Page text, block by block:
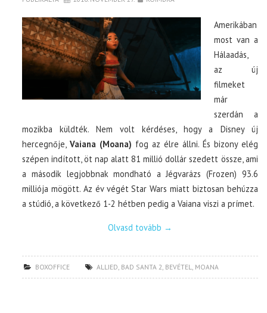
Amerikában
most van a
Hálaadás,
az új
filmeket
már
szerdán a
mozikba küldték. Nem volt kérdéses, hogy a Disney új
hercegnője,Vaiana (Moana) fog az élre állni. És bizony elég
szépen indított, öt nap alatt 81 millió dollár szedett össze, ami
a második legjobbnak mondható a Jégvarázs (Frozen) 93.6
milliója mögött. Az év végét Star Wars miatt biztosan behúzza
a stúdió, a következő 1-2 hétben pedig a Vaiana viszi a prímet.
Olvasd tovább →
BOXOFFICE ALLIED, BAD SANTA 2, BEVÉTEL, MOANA